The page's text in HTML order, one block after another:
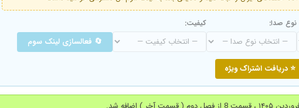
نوع صدا: کیفیت:
🔄 فعالسازی لینک سوم
⭐ دریافت اشتراک ویژه